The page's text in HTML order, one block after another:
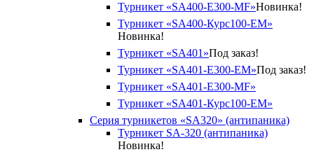
Турникет «SA400-Е300-MF»Новинка!
Турникет «SA400-Курс100-EM»
Новинка!
Турникет «SA401»Под заказ!
Турникет «SA401-E300-EM»Под заказ!
Турникет «SA401-E300-MF»
Турникет «SA401-Курс100-EM»
Серия турникетов «SA320» (антипаника)
Турникет SA-320 (антипаника)
Новинка!